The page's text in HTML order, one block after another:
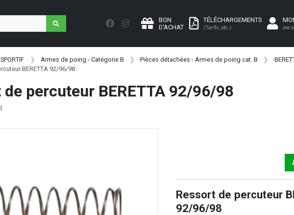
BON
D'ACHAT
TÉLÉCHARGEMENTS
(Tarifs, etc.) me
Armes de poing - Catégorie B Pièces détachées - Armes de poing cat. B
BERETTA 92/96/98
percuteur BERETTA 92/96/98
Ressort de percuteur
92/96/98